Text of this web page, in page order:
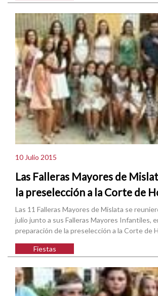
10 Julio 2015
Las Falleras Mayores de
la preselección a la Corte de
Las 11 Falleras Mayores de Mislata se
julio junto a sus Falleras Mayores Infantiles,
preparación de la preselección a la Corte de
Fiestas